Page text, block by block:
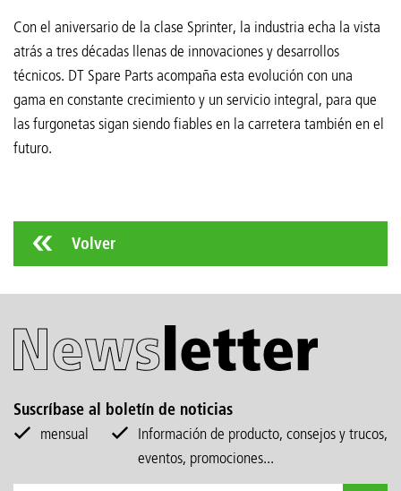
Con el aniversario de la clase Sprinter, la industria echa la vista
atrás a tres décadas llenas de innovaciones y desarrollos
técnicos. DT Spare Parts acompaña esta evolución con una
gama en constante crecimiento y un servicio integral, para que
las furgonetas sigan siendo fiables en la carretera también en el
futuro.
Volver
Suscríbase al boletín de noticias
mensual
Información de producto, consejos y trucos,
eventos, promociones...